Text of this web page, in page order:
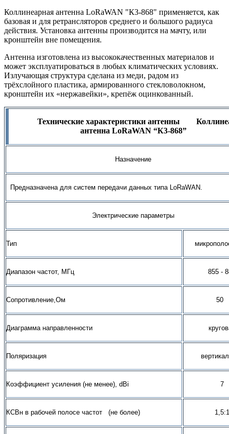
Коллинеарная антенна LoRaWAN "К3-868" применяется, как
базовая и для ретрансляторов среднего и большого радиуса
действия. Установка антенны производится на мачту, или
кронштейн вне помещения.
Антенна изготовлена из высококачественных материалов и
может эксплуатироваться в любых климатических условиях.
Излучающая структура сделана из меди, радом из
трёхслойного пластика, армированного стекловолокном,
кронштейн их «нержавейки», крепёж оцинкованный.
Технические характеристики антенны
антенна LoRaWAN “К3-868”
Назначение
Предназначена для систем передачи данных типа LoRaWAN.
Электрические параметры
Тип
Диапазон частот, МГц 855 -
Сопротивление,Ом 50
Диаграмма направленности
Поляризация
Коэффициент усиления (не менее), dBi 7
КСВн в рабочей полосе частот (не более) 1,5:1